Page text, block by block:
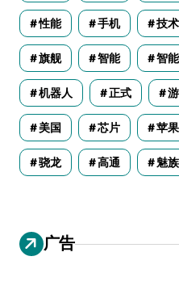
性能 手机 技术
旗舰 智能 智
机器人 正式
美国 芯片 苹果
骁龙 高通 魅族
广告